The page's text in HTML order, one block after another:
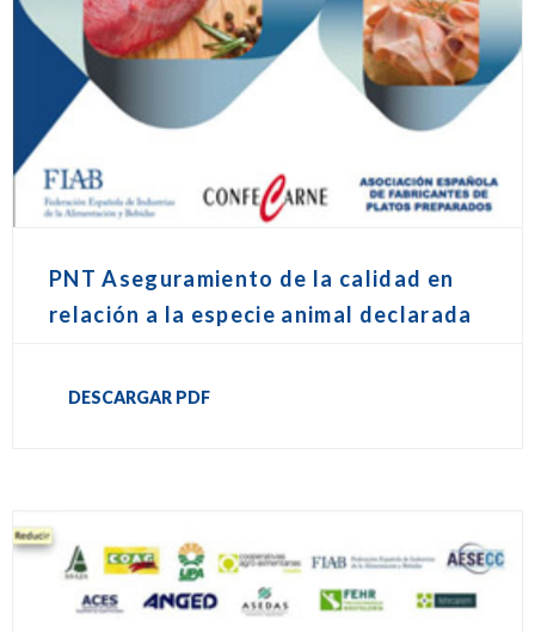
PNT Aseguramiento de la calidad en
relación a la especie animal declarada
DESCARGAR PDF